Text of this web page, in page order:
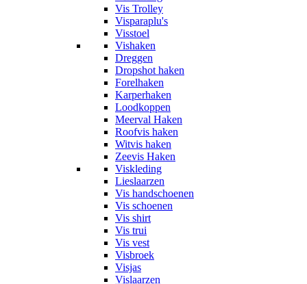
Vis Trolley
Visparaplu's
Visstoel
Vishaken
Dreggen
Dropshot haken
Forelhaken
Karperhaken
Loodkoppen
Meerval Haken
Roofvis haken
Witvis haken
Zeevis Haken
Viskleding
Lieslaarzen
Vis handschoenen
Vis schoenen
Vis shirt
Vis trui
Vis vest
Visbroek
Visjas
Vislaarzen